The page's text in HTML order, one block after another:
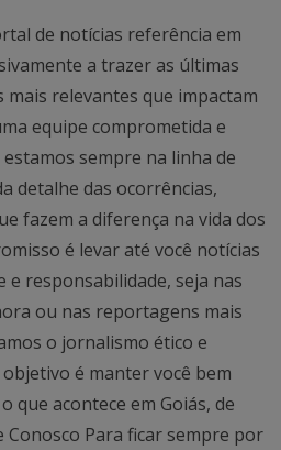
de notícias referência em
a trazer as últimas
relevantes que impactam
equipe comprometida e
sempre na linha de
detalhe das ocorrências,
fazem a diferença na vida dos
é levar até você notícias
e responsabilidade, seja nas
ou nas reportagens mais
o jornalismo ético e
é manter você bem
que acontece em Goiás, de
Conosco Para ficar sempre por